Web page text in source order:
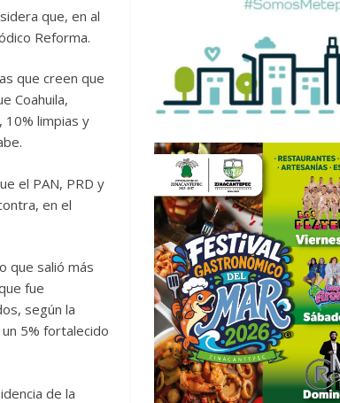
que, en al
Reforma.
que creen que
Coahuila,
10% limpias y
el PAN, PRD y
en el
que salió más
fue
según la
5% fortalecido
de la